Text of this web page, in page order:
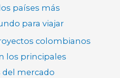
países más
para viajar
colombianos
los principales
mercado